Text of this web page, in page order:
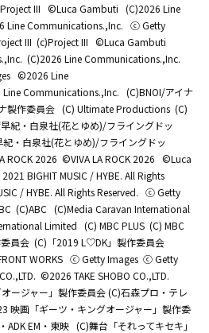
III ©Luca Gambuti (C)2026 Line
Line Communications.,Inc. ⓒ Getty
III (c)Project III ©Luca Gambuti
(C)2026 Line Communications.,Inc.
©2026 Line
Communications.,Inc. (C)BNOI/アイナ
製作委員会 (C) Ultimate Productions (C)
紀・白泉社(花とゆめ)/フライングドッ
紀・白泉社(花とゆめ)/フライングドッ
ROCK 2026 ©️VIVA LA ROCK 2026 ©Luca
2021 BIGHIT MUSIC / HYBE. All Rights
/ HYBE. All Rights Reserved. ⓒ Getty
(C)ABC (C)Media Caravan International
Limited (C) MBC PLUS (C) MBC
員会 (C)「2019 L♡DK」製作委員会
WORKS ⓒ Getty Images ⓒ Getty
©2026 TAKE SHOBO CO.,LTD.
ージャー」製作委員会 (C)石森プロ・テレ
映画「ギーツ・キングオージャー」製作委
ADK EM・東映 (C)舞台「それってキセキ」